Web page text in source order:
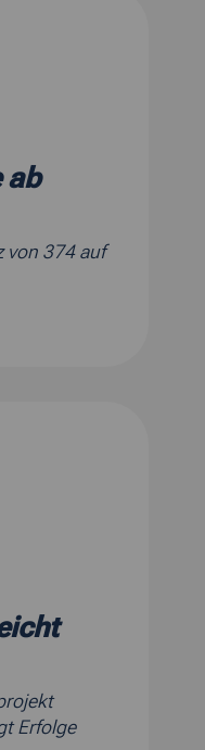
ab
von 374 auf
Erfolge